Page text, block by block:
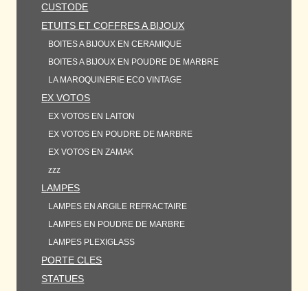
CUSTODE
ETUITS ET COFFRES A BIJOUX
BOITES A BIJOUX EN CERAMIQUE
BOITES A BIJOUX EN POUDRE DE MARBRE
LA MAROQUINERIE ECO VINTAGE
EX VOTOS
EX VOTOS EN LAITON
EX VOTOS EN POUDRE DE MARBRE
EX VOTOS EN ZAMAK
zzz
LAMPES
LAMPES EN ARGILE REFRACTAIRE
LAMPES EN POUDRE DE MARBRE
LAMPES PLEXIGLASS
PORTE CLES
STATUES